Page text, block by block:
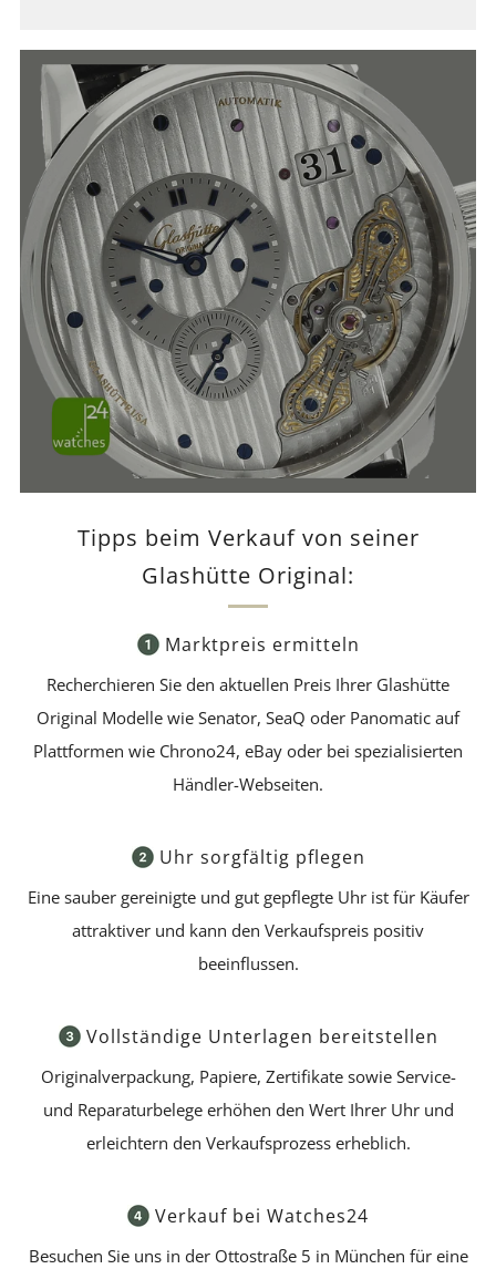
Tipps beim Verkauf von seiner
Glashütte Original:
Marktpreis ermitteln
Recherchieren Sie den aktuellen Preis Ihrer Glashütte
Original Modelle wie Senator, SeaQ oder Panomatic auf
Plattformen wie Chrono24, eBay oder bei spezialisierten
Händler-Webseiten.
Uhr sorgfältig pflegen
Eine sauber gereinigte und gut gepflegte Uhr ist für Käufer
attraktiver und kann den Verkaufspreis positiv
beeinflussen.
Vollständige Unterlagen bereitstellen
Originalverpackung, Papiere, Zertifikate sowie Service-
und Reparaturbelege erhöhen den Wert Ihrer Uhr und
erleichtern den Verkaufsprozess erheblich.
Verkauf bei Watches24
Besuchen Sie uns in der Ottostraße 5 in München für eine